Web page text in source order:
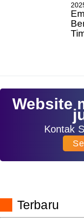
Website
Kontak
Terbaru